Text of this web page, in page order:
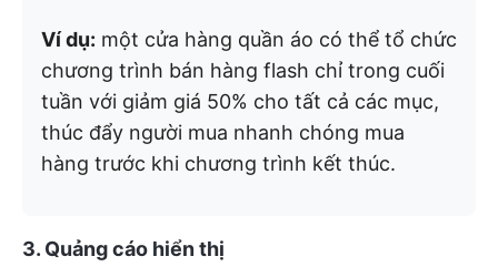
Ví dụ: một cửa hàng quần áo có thể tổ chức
chương trình bán hàng flash chỉ trong cuối
tuần với giảm giá 50% cho tất cả các mục,
thúc đẩy người mua nhanh chóng mua
hàng trước khi chương trình kết thúc.
3. Quảng cáo hiển thị